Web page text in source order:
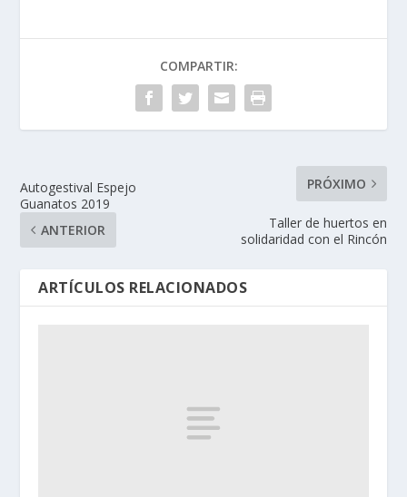
COMPARTIR:
Autogestival Espejo
Guanatos 2019
ANTERIOR
PRÓXIMO
Taller de huertos en
solidaridad con el Rincón
ARTÍCULOS RELACIONADOS